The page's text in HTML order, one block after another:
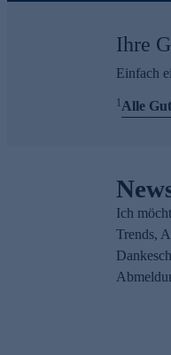
Ihre
Einfach
1Alle
Ich
Trends,